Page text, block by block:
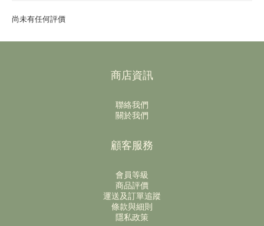
尚未有任何評價
商店資訊
聯絡我們
關於我們
顧客服務
會員等級
商品評價
運送及訂單追蹤
條款與細則
隱私政策